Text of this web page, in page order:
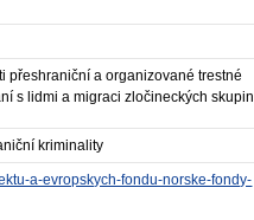
přeshraniční a organizované trestné
s lidmi a migraci zločineckých skupin
kriminality
a-evropskych-fondu-norske-fondy-